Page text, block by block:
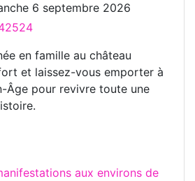
6 septembre 2026
en famille au château
et laissez-vous emporter à
Âge pour revivre toute une
aux environs de